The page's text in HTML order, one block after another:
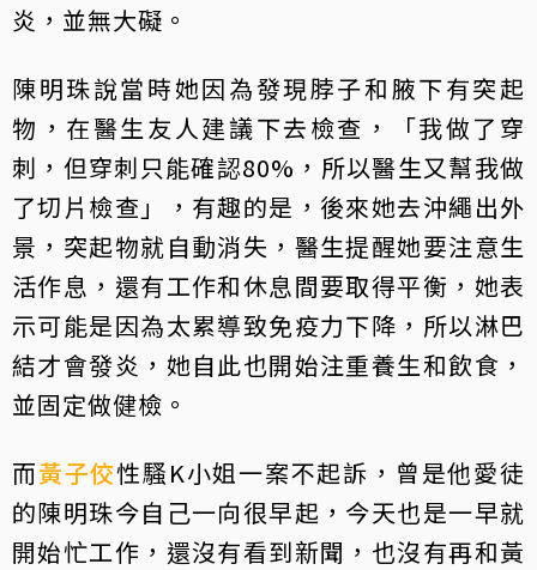
炎，並無大礙。
陳明珠說當時她因為發現脖子和腋下有突起
物，在醫生友人建議下去檢查，「我做了穿
刺，但穿刺只能確認80%，所以醫生又幫我做
了切片檢查」，有趣的是，後來她去沖繩出外
景，突起物就自動消失，醫生提醒她要注意生
活作息，還有工作和休息間要取得平衡，她表
示可能是因為太累導致免疫力下降，所以淋巴
結才會發炎，她自此也開始注重養生和飲食，
並固定做健檢。
而黃子佼性騷K小姐一案不起訴，曾是他愛徒
的陳明珠今自己一向很早起，今天也是一早就
開始忙工作，還沒有看到新聞，也沒有再和黃